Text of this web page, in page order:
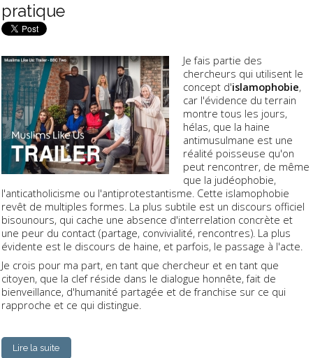
pratique
Je fais partie des
chercheurs qui utilisent le
concept d'islamophobie,
car l'évidence du terrain
montre tous les jours,
hélas, que la haine
antimusulmane est une
réalité poisseuse qu'on
peut rencontrer, de même
que la judéophobie,
l'anticatholicisme ou l'antiprotestantisme. Cette islamophobie
revêt de multiples formes. La plus subtile est un discours officiel
bisounours, qui cache une absence d'interrelation concrète et
une peur du contact (partage, convivialité, rencontres). La plus
évidente est le discours de haine, et parfois, le passage à l'acte.
Je crois pour ma part, en tant que chercheur et en tant que
citoyen, que la clef réside dans le dialogue honnête, fait de
bienveillance, d'humanité partagée et de franchise sur ce qui
rapproche et ce qui distingue.
Lire la suite